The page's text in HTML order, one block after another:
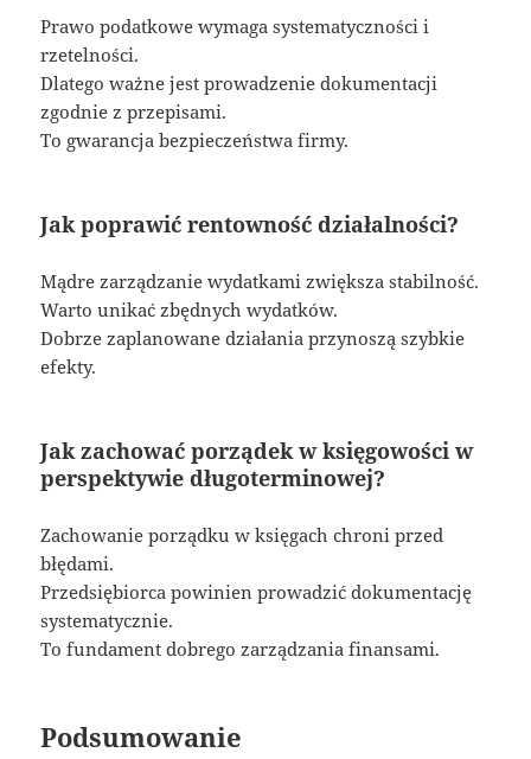
Prawo podatkowe wymaga systematyczności i
rzetelności.
Dlatego ważne jest prowadzenie dokumentacji
zgodnie z przepisami.
To gwarancja bezpieczeństwa firmy.
Jak poprawić rentowność działalności?
Mądre zarządzanie wydatkami zwiększa stabilność.
Warto unikać zbędnych wydatków.
Dobrze zaplanowane działania przynoszą szybkie
efekty.
Jak zachować porządek w księgowości w
perspektywie długoterminowej?
Zachowanie porządku w księgach chroni przed
błędami.
Przedsiębiorca powinien prowadzić dokumentację
systematycznie.
To fundament dobrego zarządzania finansami.
Podsumowanie